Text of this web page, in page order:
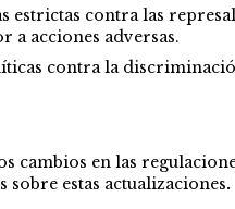
estrictas contra las
a acciones adversas.
contra la
cambios en las
estas actualizaciones.